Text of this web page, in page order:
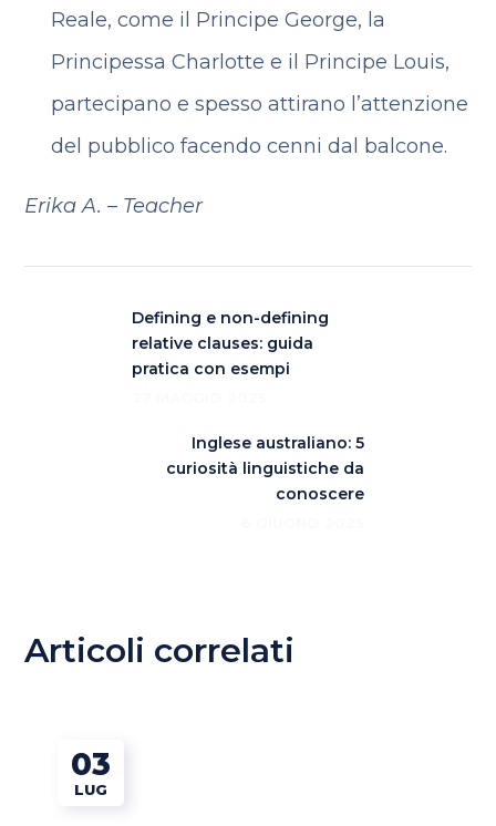
Reale, come il Principe George, la
Principessa Charlotte e il Principe Louis,
partecipano e spesso attirano l’attenzione
del pubblico facendo cenni dal balcone.
Erika A. – Teacher
Defining e non-defining
relative clauses: guida
pratica con esempi
Inglese australiano: 5
curiosità linguistiche da
conoscere
Articoli correlati
03
LUG